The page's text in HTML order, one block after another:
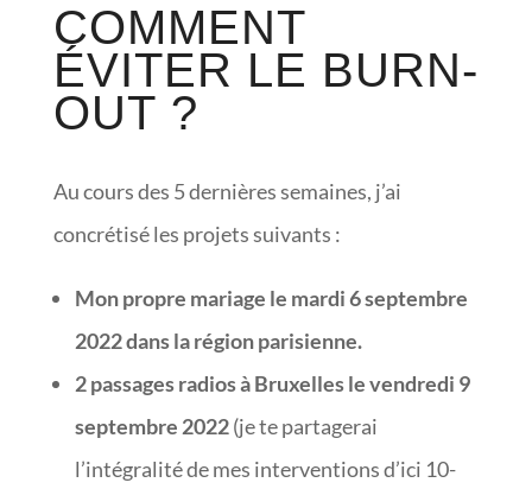
COMMENT
ÉVITER LE BURN-
OUT ?
Au cours des 5 dernières semaines, j’ai
concrétisé les projets suivants :
Mon propre mariage le mardi 6 septembre
2022 dans la région parisienne.
2 passages radios à Bruxelles le vendredi 9
septembre 2022(je te partagerai
l’intégralité de mes interventions d’ici 10-